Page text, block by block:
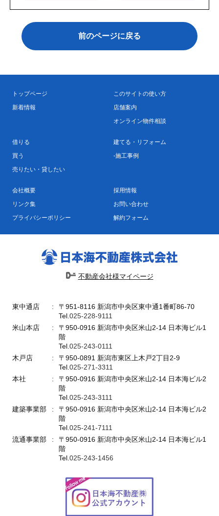
前のページに戻る
トップページ
新着情報
このサイトの使い方
店舗案内
オンライン物件相談
借りる
買う
売りたい・貸したい
建てる・リフォーム
施工事例
会社概要
リンク集
プライバシーポリシー
採用情報
お問い合わせ
解約フォーム
不動産会社様マイページ
東中通店
〒951-8116 新潟市中央区東中通1番町86-70
Tel.025-228-9111
米山本店
〒950-0916 新潟市中央区米山2-14 日本海ビル1
階
Tel.025-243-0111
木戸店
〒950-0891 新潟市東区上木戸2丁目2-9
Tel.025-271-3311
本社
〒950-0916 新潟市中央区米山2-14 日本海ビル2
階
Tel.025-243-3111
建築事業部
〒950-0916 新潟市中央区米山2-14 日本海ビル2
階
Tel.025-241-7111
流通事業部
〒950-0916 新潟市中央区米山2-14 日本海ビル1
階
Tel.025-243-1456